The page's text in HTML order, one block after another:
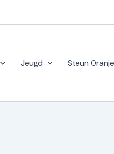
Jeugd Steun Oranje